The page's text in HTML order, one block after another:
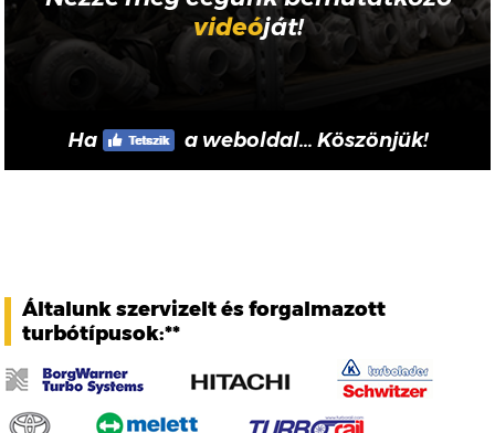
videóját!
Ha a weboldal... Köszönjük!
Általunk szervizelt és forgalmazott
turbótípusok:**